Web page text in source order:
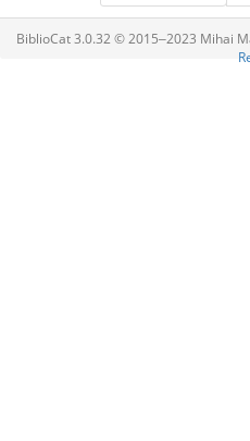
BiblioCat 3.0.32 © 2015‒2023 Mihai